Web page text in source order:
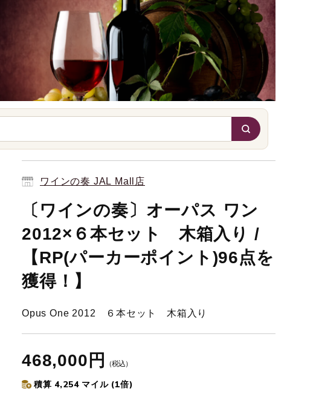
ワインの奏 JAL Mall店
〔ワインの奏〕オーパス ワン
2012×６本セット 木箱入り /
【RP(パーカーポイント)96点を
獲得！】
Opus One 2012 ６本セット 木箱入り
468,000円 （税込）
積算 4,254 マイル (1倍)